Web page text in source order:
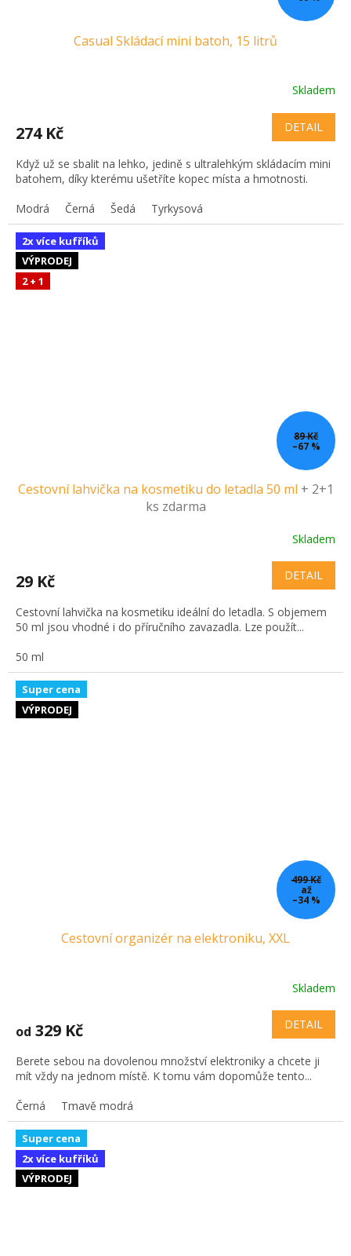
Casual Skládací mini batoh, 15 litrů
Skladem
274 Kč DETAIL
Když už se sbalit na lehko, jedině s ultralehkým skládacím mini
batohem, díky kterému ušetříte kopec místa a hmotnosti.
Modrá
Černá Šedá Tyrkysová
2x více kufříků
VÝPRODEJ
2 + 1
89 Kč
–67 %
Cestovní lahvička na kosmetiku do letadla 50 ml + 2+1
ks zdarma
Skladem
29 Kč DETAIL
Cestovní lahvička na kosmetiku ideální do letadla. S objemem
50 ml jsou vhodné i do příručního zavazadla. Lze použít...
50 ml
Super cena
VÝPRODEJ
499 Kč
až
–34 %
Cestovní organizér na elektroniku, XXL
Skladem
od 329 Kč DETAIL
Berete sebou na dovolenou množství elektroniky a chcete ji
mít vždy na jednom místě. K tomu vám dopomůže tento...
Černá
Tmavě modrá
Super cena
2x více kufříků
VÝPRODEJ